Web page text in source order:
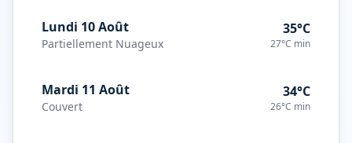
Lundi 10 Août
Partiellement Nuageux
35°C
27°C min
Mardi 11 Août
Couvert
34°C
26°C min